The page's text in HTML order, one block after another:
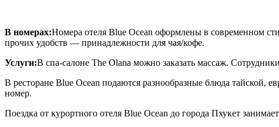
В номерах:Номера отеля Blue Ocean оформлены в современном
прочих удобств — принадлежности для чая/кофе.
Услуги:В спа-салоне The Olana можно заказать массаж.
В ресторане Blue Ocean подаются разнообразные блюда тайской,
номер.
Поездка от курортного отеля Blue Ocean до города Пхукет